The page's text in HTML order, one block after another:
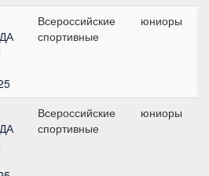
Всероссийские
спортивные
юниоры
Всероссийские
спортивные
юниоры